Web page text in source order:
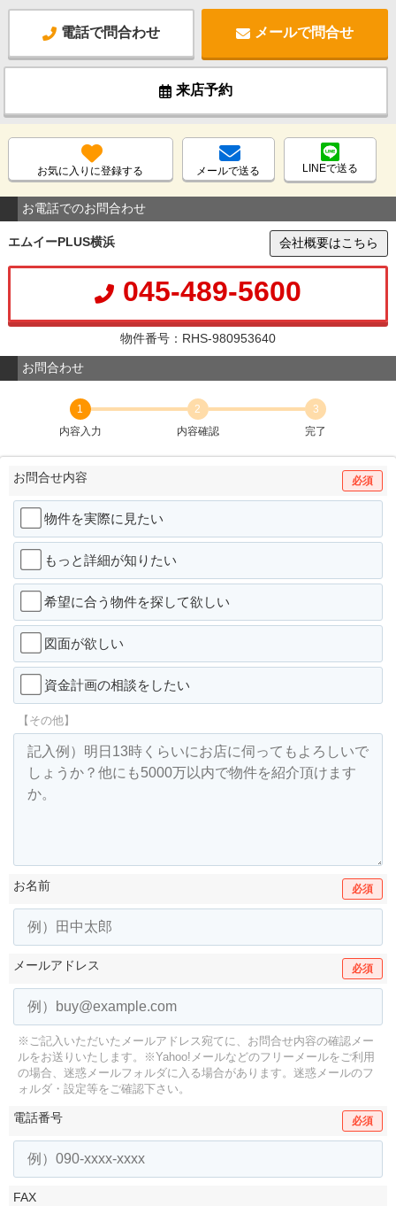
電話で問合わせ メールで問合せ
来店予約
お気に入りに登録する メールで送る LINEで送る
お電話でのお問合わせ
エムイーPLUS横浜 会社概要はこちら
045-489-5600
物件番号：RHS-980953640
お問合わせ
1
内容入力
2
内容確認
3
完了
お問合せ内容 必須
物件を実際に見たい
もっと詳細が知りたい
希望に合う物件を探して欲しい
図面が欲しい
資金計画の相談をしたい
【その他】
お名前 必須
メールアドレス 必須
※ご記入いただいたメールアドレス宛てに、お問合せ内容の確認メー
ルをお送りいたします。
※Yahoo!メールなどのフリーメールをご利用
の場合、迷惑メールフォルダに入る場合があります。 迷惑メールのフ
ォルダ・設定等をご確認下さい。
電話番号 必須
FAX